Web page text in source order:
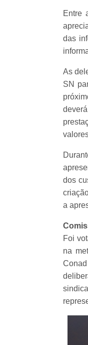
Entre
das
As
SN
dos
a
Foi
na